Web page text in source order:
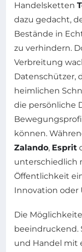
Handelsketten
dazu gedacht,
Bestände in
zu verhindern.
Verbreitung
Datenschützer,
heimlichen
die persönliche
können.
Zalando, Esprit
unterschiedlich
Öffentlichkeit
Innovation oder
Die
beeindruckend.
und Handel mit